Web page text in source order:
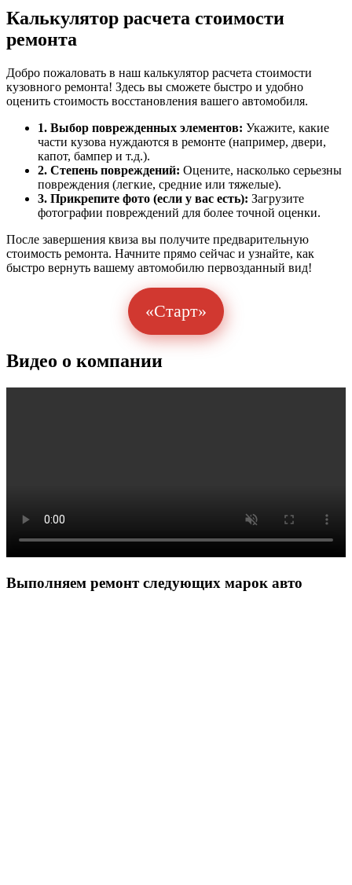
Калькулятор расчета стоимости
ремонта
Добро пожаловать в наш калькулятор расчета стоимости
кузовного ремонта! Здесь вы сможете быстро и удобно
оценить стоимость восстановления вашего автомобиля.
1. Выбор поврежденных элементов: Укажите, какие
части кузова нуждаются в ремонте (например, двери,
капот, бампер и т.д.).
2. Степень повреждений: Оцените, насколько серьезны
повреждения (легкие, средние или тяжелые).
3. Прикрепите фото (если у вас есть): Загрузите
фотографии повреждений для более точной оценки.
После завершения квиза вы получите предварительную
стоимость ремонта. Начните прямо сейчас и узнайте, как
быстро вернуть вашему автомобилю первозданный вид!
«Старт»
Видео о компании
Выполняем ремонт следующих марок авто